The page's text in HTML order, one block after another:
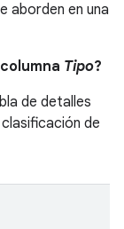
aborden en una
Tipo?
de detalles
de